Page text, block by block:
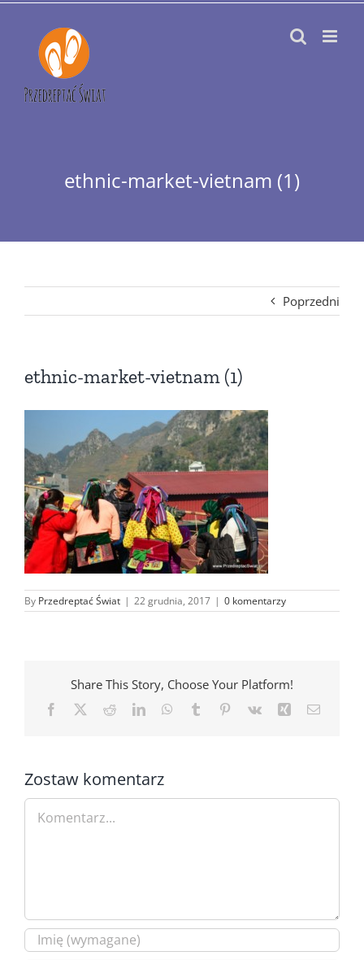
Przejdź
zawartości
ethnic-market-vietnam (1)
Poprzedni
ethnic-market-vietnam (1)
By Przedreptać Świat | 22 grudnia, 2017 | 0 komentarzy
Share This Story, Choose Your Platform!
Facebook RedditLinkedInWhatsApp
Tumblr Pinterest
Vk Xing Email
Zostaw komentarz
Comment